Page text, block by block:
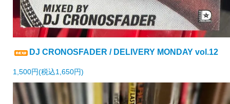
DJ CRONOSFADER / DELIVERY MONDAY vol.12
1,500円(税込1,650円)